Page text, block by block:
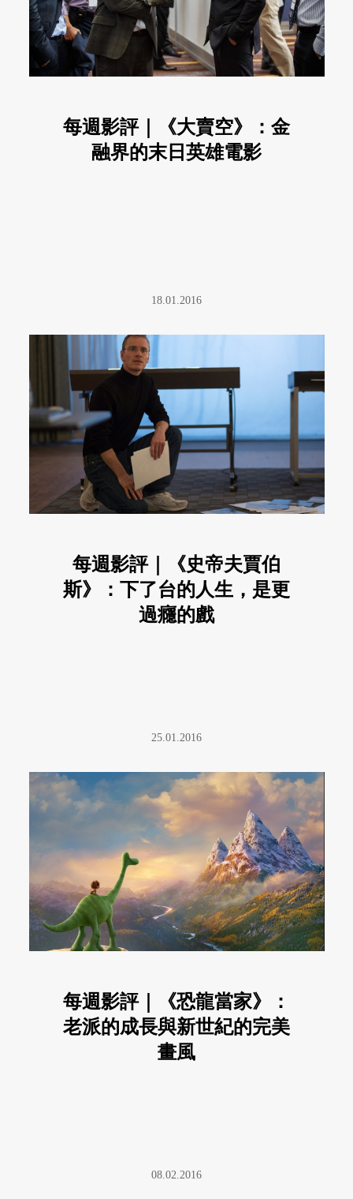
每週影評｜《大賣空》：金
融界的末日英雄電影
18.01.2016
每週影評｜《史帝夫賈伯
斯》：下了台的人生，是更
過癮的戲
25.01.2016
每週影評｜《恐龍當家》：
老派的成長與新世紀的完美
畫風
08.02.2016